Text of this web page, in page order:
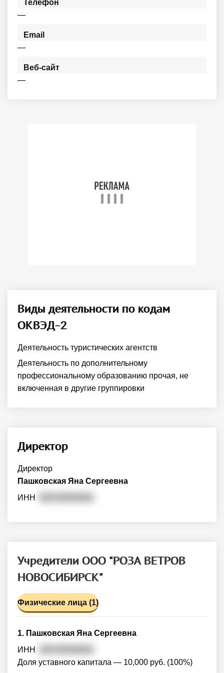
Телефон
—
Email
—
Веб-сайт
—
Виды деятельности по кодам
ОКВЭД-2
Деятельность туристических агентств
Деятельность по дополнительному
профессиональному образованию прочая, не
включенная в другие группировки
Директор
Директор
Пашковская Яна Сергеевна
ИНН
Учредители ООО "РОЗА ВЕТРОВ
НОВОСИБИРСК"
Физические лица (1)
1. Пашковская Яна Сергеевна
ИНН
Доля уставного капитала — 10,000 руб. (100%)